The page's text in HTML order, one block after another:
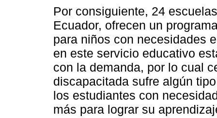
Por consiguiente, 24
Ecuador, ofrecen un
para niños con necesidades
en este servicio educativo
con la demanda, por lo cual
discapacitada sufre algún
los estudiantes con
más para lograr su